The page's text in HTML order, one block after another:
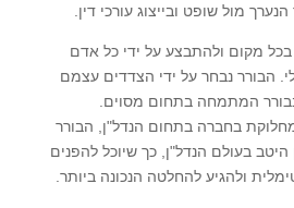
מול שופט ובייצוג עורכי דין.
מקום ולהתבצע על ידי כל אדם
הבורר נבחר על ידי הצדדים עצמם
המתמחה בתחום מסוים.
בחברה בתחום הנדל"ן, הבורר
היטב בעולם הנדל"ן, כך שיוכל להפנים
ולהגיע להחלטה הנכונה ביותר.